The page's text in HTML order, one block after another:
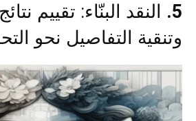
5. النقد البنّاء: تقييم
وتنقية التفاصيل نحو